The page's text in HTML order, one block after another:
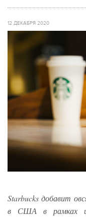
12 ДЕКАБРЯ 2020
Starbucks добавит
в США в рамках